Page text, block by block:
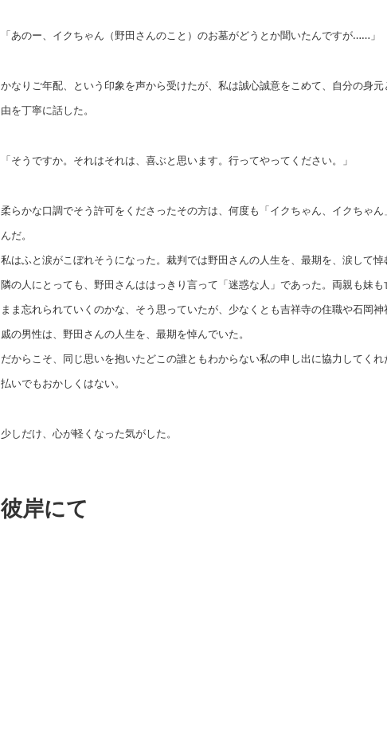
「あのー、イクちゃん（野田さんのこと）のお墓がどうとか聞いたんですが……」
かなりご年配、という印象を声から受けたが、私は誠心誠意をこめて、自分の身
由を丁寧に話した。
「そうですか。それはそれは、喜ぶと思います。行ってやってください。」
柔らかな口調でそう許可をくださったその方は、何度も「イクちゃん、イクちゃ
んだ。
私はふと涙がこぼれそうになった。裁判では野田さんの人生を、最期を、涙して
隣の人にとっても、野田さんははっきり言って「迷惑な人」であった。両親も妹
まま忘れられていくのかな、そう思っていたが、少なくとも吉祥寺の住職や石岡
戚の男性は、野田さんの人生を、最期を悼んでいた。
だからこそ、同じ思いを抱いたどこの誰ともわからない私の申し出に協力してく
払いでもおかしくはない。
少しだけ、心が軽くなった気がした。
彼岸にて